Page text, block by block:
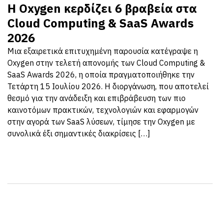
Η Oxygen κερδίζει 6 βραβεία στα
Cloud Computing & SaaS Awards
2026
Μια εξαιρετικά επιτυχημένη παρουσία κατέγραψε η
Oxygen στην τελετή απονομής των Cloud Computing &
SaaS Awards 2026, η οποία πραγματοποιήθηκε την
Τετάρτη 15 Ιουλίου 2026. Η διοργάνωση, που αποτελεί
θεσμό για την ανάδειξη και επιβράβευση των πιο
καινοτόμων πρακτικών, τεχνολογιών και εφαρμογών
στην αγορά των SaaS λύσεων, τίμησε την Oxygen με
συνολικά έξι σημαντικές διακρίσεις […]